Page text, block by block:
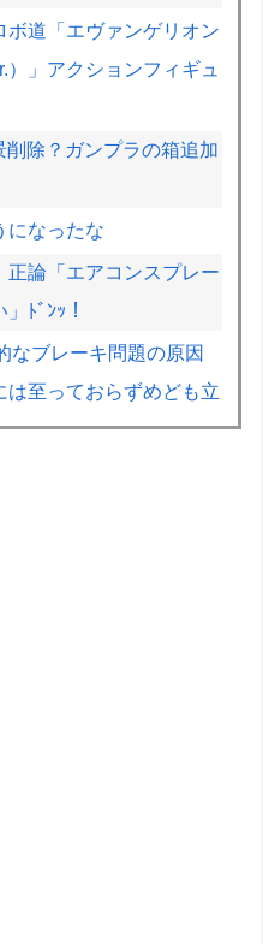
ボ道「エヴァンゲリオン
」アクションフィギュ
削除？ガンプラの箱追加
になったな
正論「エアコンスプレー
ﾄﾞﾝｯ！
なブレーキ問題の原因
は至っておらずめども立